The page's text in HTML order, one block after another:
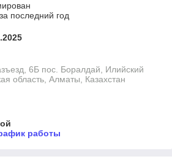
последний год
6Б пос. Боралдай, Илийский
область, Алматы, Казахстан
работы